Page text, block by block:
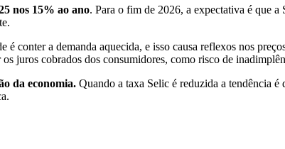
nos 15% ao ano. Para o fim de 2026, a expectativa é que
conter a demanda aquecida, e isso causa reflexos nos
juros cobrados dos consumidores, como risco de
da economia. Quando a taxa Selic é reduzida a tendência